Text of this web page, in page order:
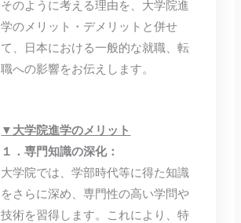
そのように考える理由を、大学院進
学のメリット・デメリットと併せ
て、日本における一般的な就職、転
職への影響をお伝えします。
▼大学院進学のメリット
１．専門知識の深化：
大学院では、学部時代等に得た知識
をさらに深め、専門性の高い学問や
技術を習得します。これにより、特